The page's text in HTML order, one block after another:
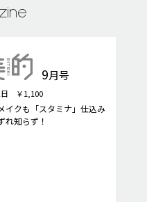
9月号
日 ￥1,100
イクも「スタミナ」仕込み
れ知らず！